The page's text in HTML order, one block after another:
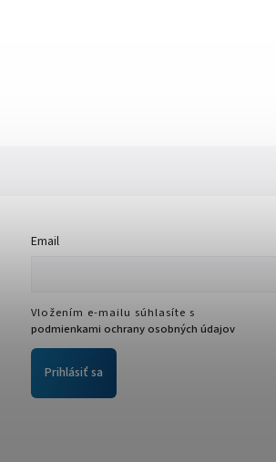
Email
Vložením e-mailu súhlasíte s
podmienkami ochrany osobných údajov
Prihlásiť sa